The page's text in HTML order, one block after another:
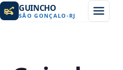
GUINCHO
SÃO GONÇALO -RJ